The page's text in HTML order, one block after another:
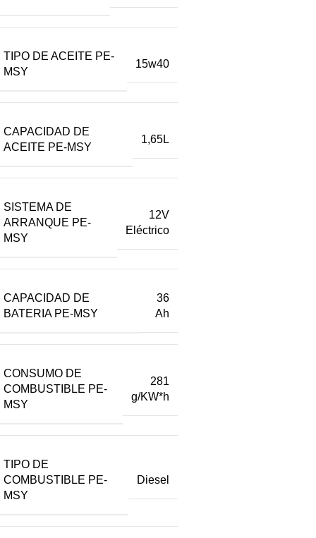
TIPO DE ACEITE PE-
MSY
15w40
CAPACIDAD DE
ACEITE PE-MSY
1,65L
SISTEMA DE
ARRANQUE PE-
MSY
12V
Eléctrico
CAPACIDAD DE
BATERIA PE-MSY
36
Ah
CONSUMO DE
COMBUSTIBLE PE-
MSY
281
g/KW*h
TIPO DE
COMBUSTIBLE PE-
MSY
Diesel